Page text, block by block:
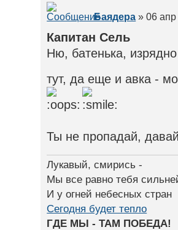
Баядера » 06
Капитан Сель
Ню, батенька,
тут, да еще и авка -
Ты не пропадай,
Лукавый, смирись -
Мы все равно тебя
И у огней небесных стран
Сегодня будет тепло
ГДЕ МЫ - ТАМ ПОБЕДА!